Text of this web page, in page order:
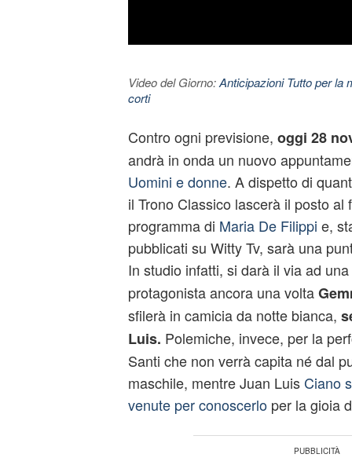
Video del Giorno:Anticipazioni Tutto per la
corti
Contro ogni previsione, oggi 28
andrà in onda un nuovo
Uomini e donne. A dispetto di
il Trono Classico lascerà il posto al
programma di Maria De Filippi e,
pubblicati su Witty Tv, sarà una
In studio infatti, si darà il via ad una
protagonista ancora una volta
sfilerà in camicia da notte bianca,
Luis. Polemiche, invece, per la
Santi che non verrà capita né dal
maschile, mentre Juan Luis Ciano
venute per conoscerloper la gioia